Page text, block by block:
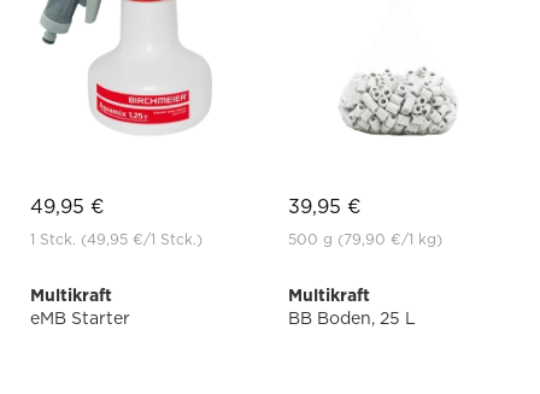
49,95 €
1 Stck. (49,95 €/1 Stck.)
39,95 €
500 g (79,90 €/1 kg)
Multikraft
eMB Starter
Multikraft
BB Boden, 25 L